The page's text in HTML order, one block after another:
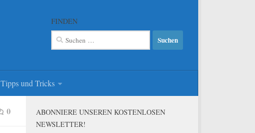
FINDEN
Suchen
nach:
Tipps und Tricks
0
ABONNIERE UNSEREN KOSTENLOSEN
NEWSLETTER!